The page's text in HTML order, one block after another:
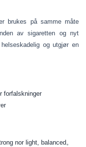
brukes på samme måte
av sigaretten og nyt
og utgjør en
forfalskninger
nor light, balanced。